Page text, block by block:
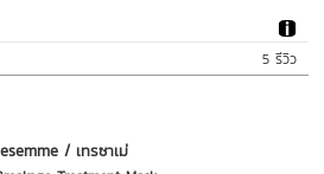
5 รีวิว
/ เทรซาเม่